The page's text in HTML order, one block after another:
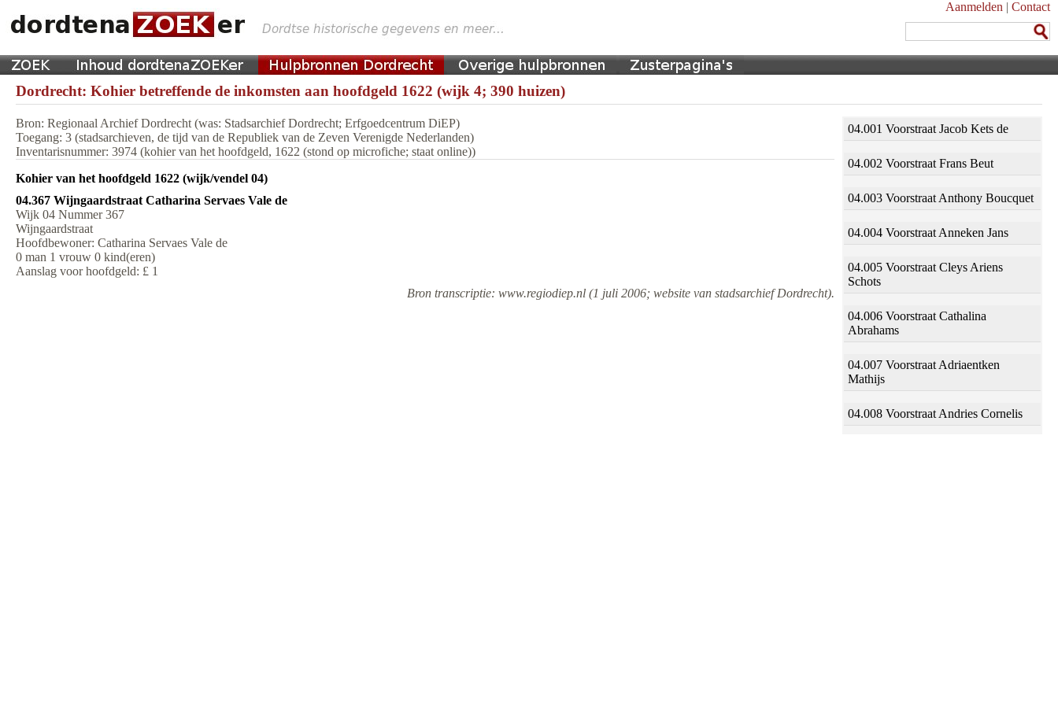
Aanmelden | Contact
Dordrecht: Kohier betreffende de inkomsten aan hoofdgeld 1622 (wijk 4; 390 huizen)
04.001 Voorstraat Jacob Kets de
04.002 Voorstraat Frans Beut
04.003 Voorstraat Anthony Boucquet
04.004 Voorstraat Anneken Jans
04.005 Voorstraat Cleys Ariens
Schots
04.006 Voorstraat Cathalina
Abrahams
04.007 Voorstraat Adriaentken
Mathijs
04.008 Voorstraat Andries Cornelis
Bron: Regionaal Archief Dordrecht (was: Stadsarchief Dordrecht; Erfgoedcentrum DiEP)
Toegang: 3 (stadsarchieven, de tijd van de Republiek van de Zeven Verenigde Nederlanden)
Inventarisnummer: 3974 (kohier van het hoofdgeld, 1622 (stond op microfiche; staat online))
Kohier van het hoofdgeld 1622 (wijk/vendel 04)
04.367 Wijngaardstraat Catharina Servaes Vale de
Wijk 04 Nummer 367
Wijngaardstraat
Hoofdbewoner: Catharina Servaes Vale de
0 man 1 vrouw 0 kind(eren)
Aanslag voor hoofdgeld: £ 1
Bron transcriptie: www.regiodiep.nl (1 juli 2006; website van stadsarchief Dordrecht).